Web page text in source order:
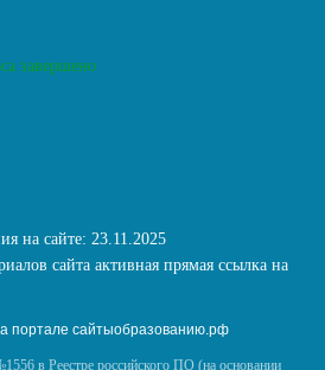
завершено
на сайте: 23.11.2025
сайта активная прямая ссылка на
портале сайтыобразованию.рф
в Реестре российского ПО (на основании